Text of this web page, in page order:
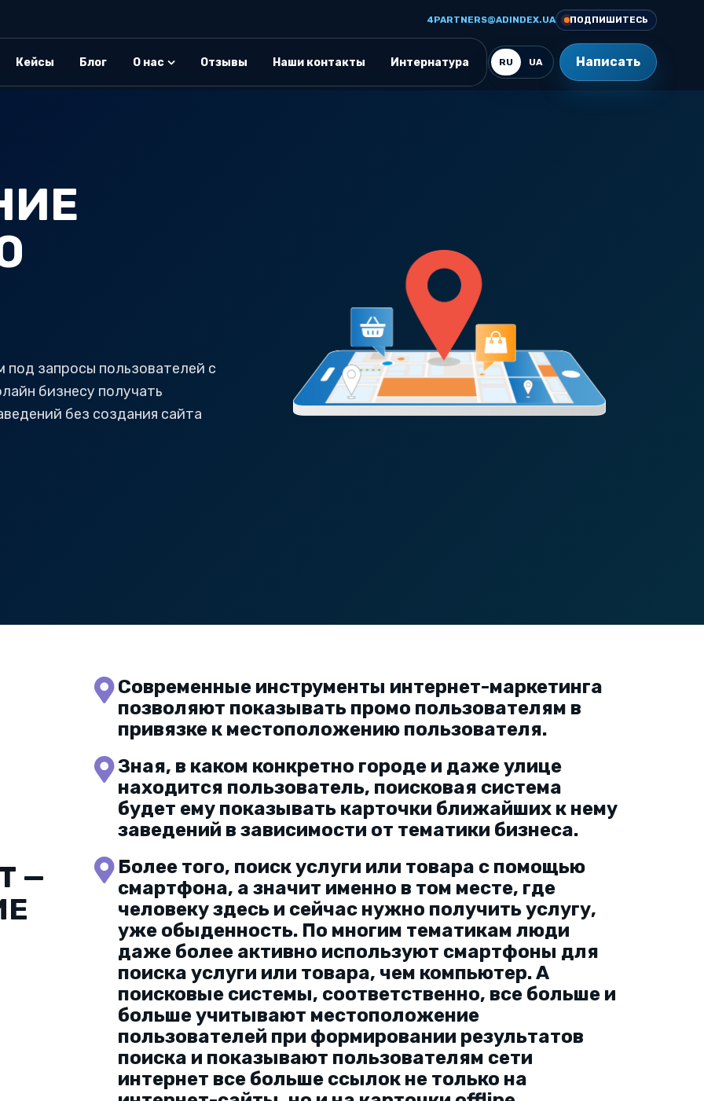
4PARTNERS@ADINDEX.UA ПОДПИШИТЕСЬ
Кейсы Блог О нас Отзывы Наши контакты Интернатура RU UA Написать
запросы пользователей с
бизнесу получать
без создания сайта
—
Современные инструменты интернет-маркетинга
позволяют показывать промо пользователям в
привязке к местоположению пользователя.
Зная, в каком конкретно городе и даже улице
находится пользователь, поисковая система
будет ему показывать карточки ближайших к нему
заведений в зависимости от тематики бизнеса.
Более того, поиск услуги или товара с помощью
смартфона, а значит именно в том месте, где
человеку здесь и сейчас нужно получить услугу,
уже обыденность. По многим тематикам люди
даже более активно используют смартфоны для
поиска услуги или товара, чем компьютер. А
поисковые системы, соответственно, все больше и
больше учитывают местоположение
пользователей при формировании результатов
поиска и показывают пользователям сети
интернет все больше ссылок не только на